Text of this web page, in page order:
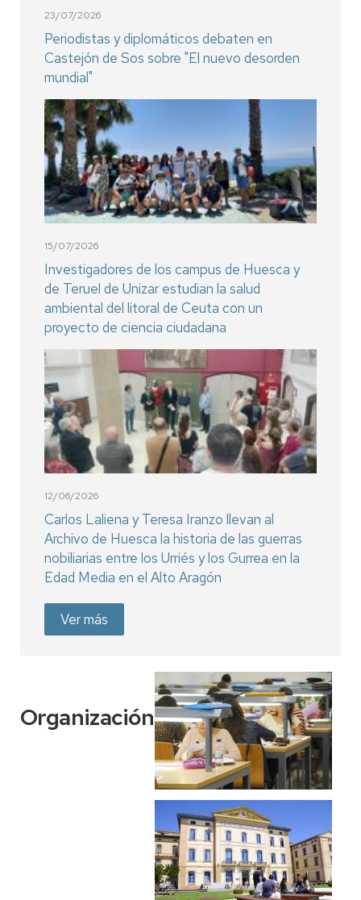
23/07/2026
Periodistas y diplomáticos debaten en
Castejón de Sos sobre "El nuevo desorden
mundial"
15/07/2026
Investigadores de los campus de Huesca y
de Teruel de Unizar estudian la salud
ambiental del litoral de Ceuta con un
proyecto de ciencia ciudadana
12/06/2026
Carlos Laliena y Teresa Iranzo llevan al
Archivo de Huesca la historia de las guerras
nobiliarias entre los Urriés y los Gurrea en la
Edad Media en el Alto Aragón
Ver más
Organización